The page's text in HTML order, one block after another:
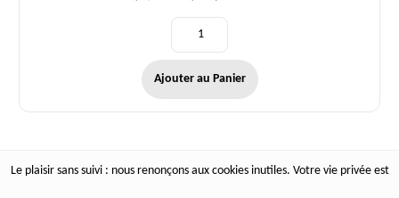
Ajouter au Panier
Le plaisir sans suivi : nous renonçons aux cookies inutiles. Votre vie privée est